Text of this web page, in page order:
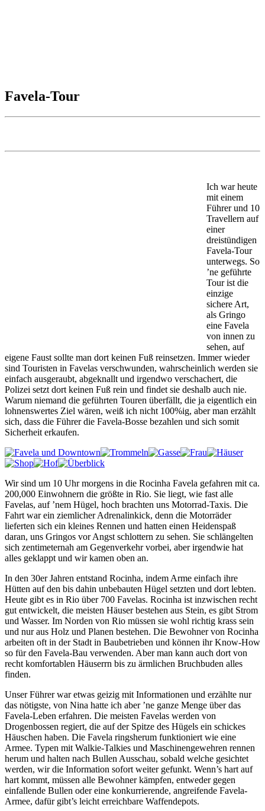
Favela-Tour
Ich war heute
mit einem
Führer und 10
Travellern auf
einer
dreistündigen
Favela-Tour
unterwegs. So
’ne geführte
Tour ist die
einzige
sichere Art,
als Gringo
eine Favela
von innen zu
sehen, auf
eigene Faust sollte man dort keinen Fuß reinsetzen. Immer wieder
sind Touristen in Favelas verschwunden, wahrscheinlich werden sie
einfach ausgeraubt, abgeknallt und irgendwo verschachert, die
Polizei setzt dort keinen Fuß rein und findet sie deshalb auch nie.
Warum niemand die geführten Touren überfällt, die ja eigentlich ein
lohnenswertes Ziel wären, weiß ich nicht 100%ig, aber man erzählt
sich, dass die Führer die Favela-Bosse bezahlen und sich somit
Sicherheit erkaufen.
Wir sind um 10 Uhr morgens in die Rocinha Favela gefahren mit ca.
200,000 Einwohnern die größte in Rio. Sie liegt, wie fast alle
Favelas, auf ’nem Hügel, hoch brachten uns Motorrad-Taxis. Die
Fahrt war ein ziemlicher Adrenalinkick, denn die Motorräder
lieferten sich ein kleines Rennen und hatten einen Heidenspaß
daran, uns Gringos vor Angst schlottern zu sehen. Sie schlängelten
sich zentimeternah am Gegenverkehr vorbei, aber irgendwie hat
alles geklappt und wir kamen oben an.
In den 30er Jahren entstand Rocinha, indem Arme einfach ihre
Hütten auf den bis dahin unbebauten Hügel setzten und dort lebten.
Heute gibt es in Rio über 700 Favelas. Rocinha ist inzwischen recht
gut entwickelt, die meisten Häuser bestehen aus Stein, es gibt Strom
und Wasser. Im Norden von Rio müssen sie wohl richtig krass sein
und nur aus Holz und Planen bestehen. Die Bewohner von Rocinha
arbeiten oft in der Stadt in Baubetrieben und können ihr Know-How
so für den Favela-Bau verwenden. Aber man kann auch dort von
recht komfortablen Häuserrn bis zu ärmlichen Bruchbuden alles
finden.
Unser Führer war etwas geizig mit Informationen und erzählte nur
das nötigste, von Nina hatte ich aber ’ne ganze Menge über das
Favela-Leben erfahren. Die meisten Favelas werden von
Drogenbossen regiert, die auf der Spitze des Hügels ein schickes
Häuschen haben. Die Favela ringsherum funktioniert wie eine
Armee. Typen mit Walkie-Talkies und Maschinengewehren rennen
herum und halten nach Bullen Ausschau, sobald welche gesichtet
werden, wir die Information sofort weiter gefunkt. Wenn’s hart auf
hart kommt, müssen alle Bewohner kämpfen, entweder gegen
einfallende Bullen oder eine konkurrierende, angreifende Favela-
Armee, dafür gibt’s leicht erreichbare Waffendepots.